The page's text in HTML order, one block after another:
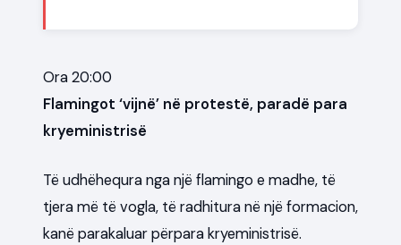
Ora 20:00
Flamingot ‘vijnë’ në protestë, paradë para
kryeministrisë
Të udhëhequra nga një flamingo e madhe, të
tjera më të vogla, të radhitura në një formacion,
kanë parakaluar përpara kryeministrisë.